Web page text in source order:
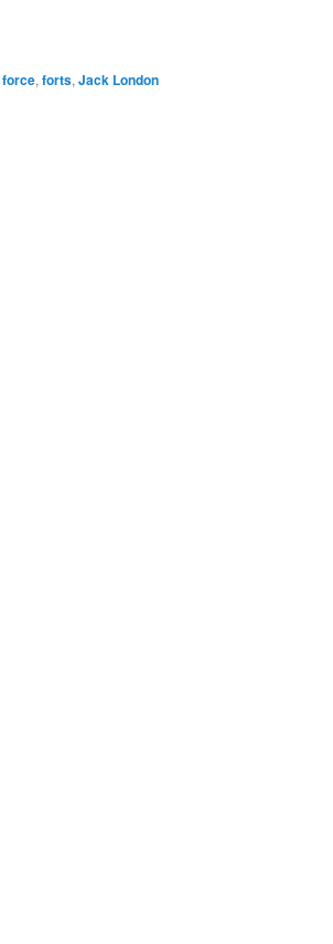
force, forts, Jack London